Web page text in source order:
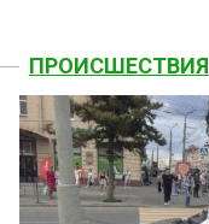
ПРОИСШЕСТВИЯ